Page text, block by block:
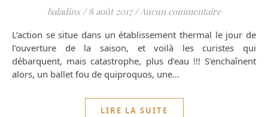
baladins / 8 août 2017 / Aucun commentaire
L’action se situe dans un établissement thermal le jour de
l’ouverture de la saison, et voilà les curistes qui
débarquent, mais catastrophe, plus d’eau !!! S’enchaînent
alors, un ballet fou de quiproquos, une…
LIRE LA SUITE